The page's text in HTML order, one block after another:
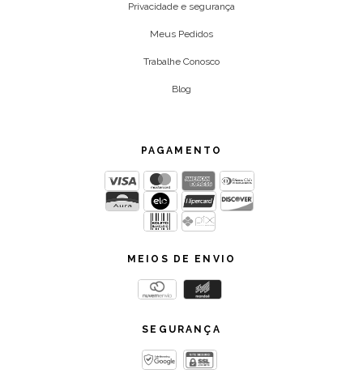
Privacidade e segurança
Meus Pedidos
Trabalhe Conosco
Blog
PAGAMENTO
MEIOS DE ENVIO
SEGURANÇA